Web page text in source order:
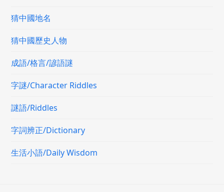
猜中國地名
猜中國歷史人物
成語/格言/諺語謎
字謎/Character Riddles
謎語/Riddles
字詞辨正/Dictionary
生活小語/Daily Wisdom